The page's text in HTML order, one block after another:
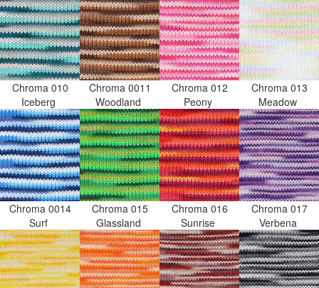
Chroma 010
Iceberg
Chroma 0011
Woodland
Chroma 012
Peony
Chroma 013
Meadow
Chroma 0014
Surf
Chroma 015
Glassland
Chroma 016
Sunrise
Chroma 017
Verbena